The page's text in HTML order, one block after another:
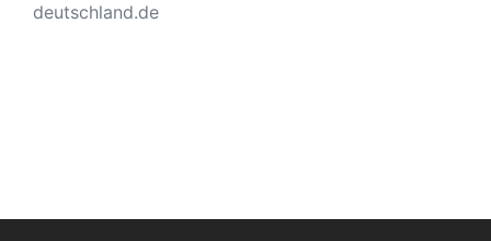
deutschland.de